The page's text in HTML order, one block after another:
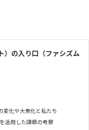
）の入り口（ファシズム
変化や大衆化と私たち
活用した課題の考察